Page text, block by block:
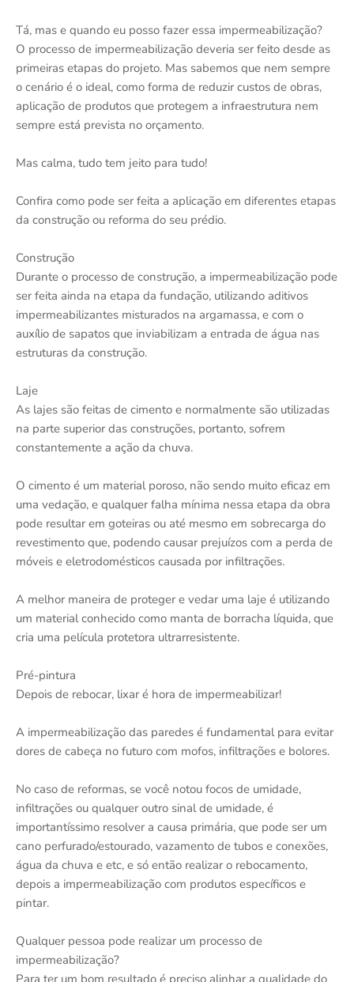
Tá, mas e quando eu posso fazer essa impermeabilização?
O processo de impermeabilização deveria ser feito desde as
primeiras etapas do projeto. Mas sabemos que nem sempre
o cenário é o ideal, como forma de reduzir custos de obras,
aplicação de produtos que protegem a infraestrutura nem
sempre está prevista no orçamento.
Mas calma, tudo tem jeito para tudo!
Confira como pode ser feita a aplicação em diferentes etapas
da construção ou reforma do seu prédio.
Construção
Durante o processo de construção, a impermeabilização pode
ser feita ainda na etapa da fundação, utilizando aditivos
impermeabilizantes misturados na argamassa, e com o
auxílio de sapatos que inviabilizam a entrada de água nas
estruturas da construção.
Laje
As lajes são feitas de cimento e normalmente são utilizadas
na parte superior das construções, portanto, sofrem
constantemente a ação da chuva.
O cimento é um material poroso, não sendo muito eficaz em
uma vedação, e qualquer falha mínima nessa etapa da obra
pode resultar em goteiras ou até mesmo em sobrecarga do
revestimento que, podendo causar prejuízos com a perda de
móveis e eletrodomésticos causada por infiltrações.
A melhor maneira de proteger e vedar uma laje é utilizando
um material conhecido como manta de borracha líquida, que
cria uma película protetora ultrarresistente.
Pré-pintura
Depois de rebocar, lixar é hora de impermeabilizar!
A impermeabilização das paredes é fundamental para evitar
dores de cabeça no futuro com mofos, infiltrações e bolores.
No caso de reformas, se você notou focos de umidade,
infiltrações ou qualquer outro sinal de umidade, é
importantíssimo resolver a causa primária, que pode ser um
cano perfurado/estourado, vazamento de tubos e conexões,
água da chuva e etc, e só então realizar o rebocamento,
depois a impermeabilização com produtos específicos e
pintar.
Qualquer pessoa pode realizar um processo de
impermeabilização?
Para ter um bom resultado é preciso alinhar a qualidade do